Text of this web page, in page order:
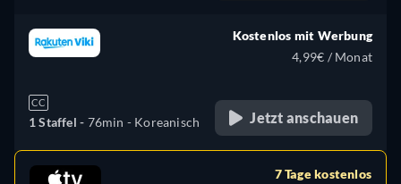
CC
1 Staffel - 76min - Koreanisch
Kostenlos mit Werbung
4,99€ / Monat
Jetzt anschauen
7 Tage kostenlos